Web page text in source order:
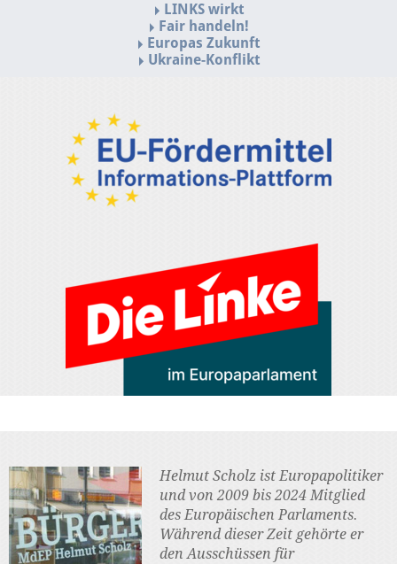
LINKS wirkt
Fair handeln!
Europas Zukunft
Ukraine-Konflikt
Helmut Scholz ist Europapolitiker
und von 2009 bis 2024 Mitglied
des Europäischen Parlaments.
Während dieser Zeit gehörte er
den Ausschüssen für